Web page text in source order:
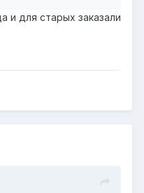
и для старых заказали